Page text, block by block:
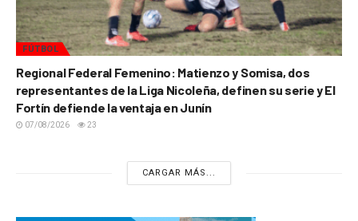
FÚTBOL
Regional Federal Femenino: Matienzo y Somisa, dos
representantes de la Liga Nicoleña, definen su serie y El
Fortín defiende la ventaja en Junín
07/08/2026 23
CARGAR MÁS...